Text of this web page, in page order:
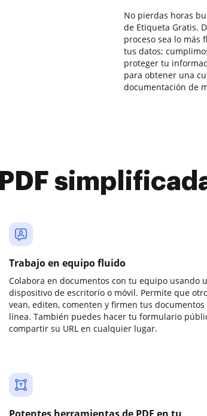
No pierdas horas
de Etiqueta Gratis.
proceso sea lo más
tus datos;
proteger tu
para obtener una
documentación de
Trabajo en equipo fluido
Colabora en documentos con tu equipo usando
dispositivo de escritorio o móvil. Permite que
vean, editen, comenten y firmen tus documentos
línea. También puedes hacer tu formulario
compartir su URL en cualquier lugar.